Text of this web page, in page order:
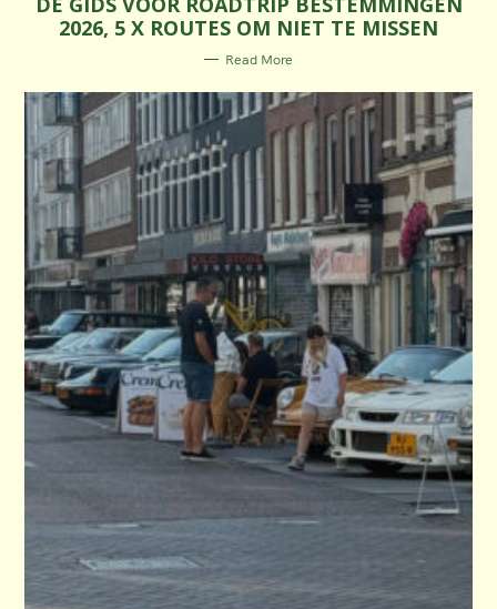
E
G
O
R
I
S
2026, 5 X ROUTES OM NIET TE MISSEN
Read More